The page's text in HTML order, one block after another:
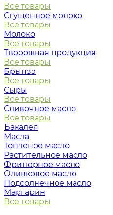
Все товары
Сгущенное молоко
Все товары
Молоко
Все товары
Творожная продукция
Все товары
Брынза
Все товары
Сыры
Все товары
Сливочное масло
Все товары
Бакалея
Масла
Топленое масло
Растительное масло
Фритюрное масло
Оливковое масло
Подсолнечное масло
Маргарин
Все товары